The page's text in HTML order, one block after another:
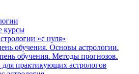
курсы
«с нуля»
обучения. Основы астрологии.
обучения. Методы прогнозов.
практикующих астрологов